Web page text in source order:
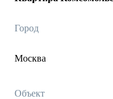
Город
Москва
Объект